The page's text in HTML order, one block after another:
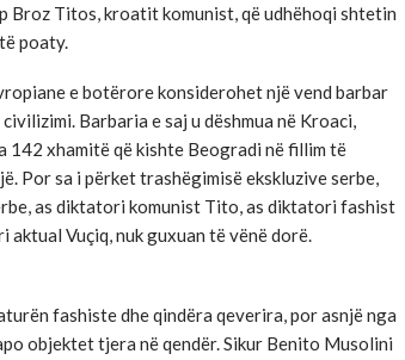
Broz Titos, kroatit komunist, që udhëhoqi shtetin
poaty.
e botërore konsiderohet një vend barbar
Barbaria e saj u dëshmua në Kroaci,
142 xhamitë që kishte Beogradi në fillim të
Por sa i përket trashëgimisë ekskluzive serbe,
as diktatori komunist Tito, as diktatori fashist
Vuçiq, nuk guxuan të vënë dorë.
fashiste dhe qindëra qeverira, por asnjë nga
objektet tjera në qendër. Sikur Benito Musolini